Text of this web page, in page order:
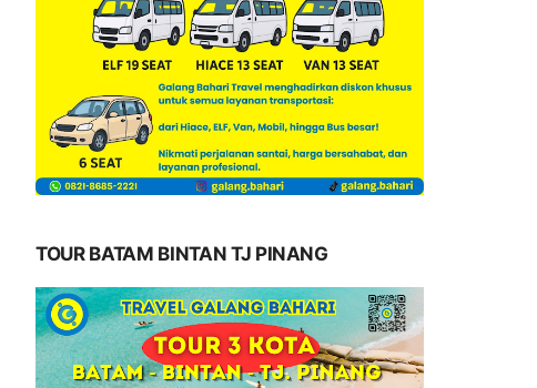
TOUR BATAM BINTAN TJ PINANG